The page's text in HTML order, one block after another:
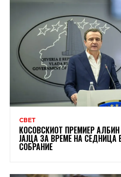
СВЕТ
КОСОВСКИОТ ПРЕМИЕР
ЈАЈЦА ЗА ВРЕМЕ НА СЕДНИЦА
СОБРАНИЕ